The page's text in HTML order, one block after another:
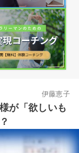
伊藤恵子
が「欲しいも